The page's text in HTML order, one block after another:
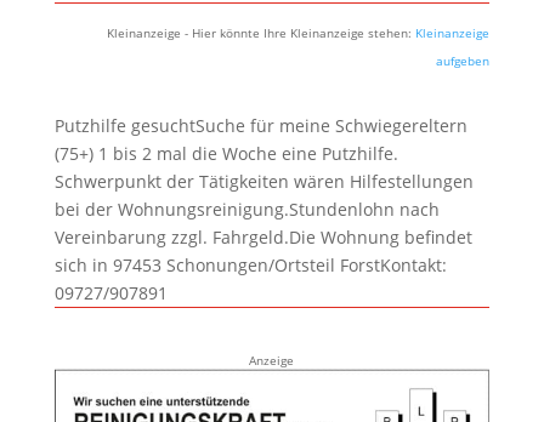
Kleinanzeige - Hier könnte Ihre Kleinanzeige stehen: Kleinanzeige
aufgeben
Putzhilfe gesuchtSuche für meine Schwiegereltern
(75+) 1 bis 2 mal die Woche eine Putzhilfe.
Schwerpunkt der Tätigkeiten wären Hilfestellungen
bei der Wohnungsreinigung.Stundenlohn nach
Vereinbarung zzgl. Fahrgeld.Die Wohnung befindet
sich in 97453 Schonungen/Ortsteil ForstKontakt:
09727/907891
Anzeige